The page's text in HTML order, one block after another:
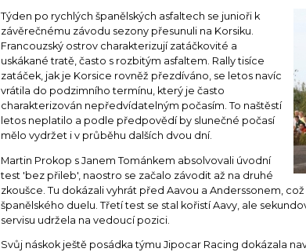
Týden po rychlých španělských asfaltech se junioři k
závěrečnému závodu sezony přesunuli na Korsiku.
Francouzský ostrov charakterizují zatáčkovité a
uskákané tratě, často s rozbitým asfaltem. Rally tisíce
zatáček, jak je Korsice rovněž přezdíváno, se letos navíc
vrátila do podzimního termínu, který je často
charakterizován nepředvídatelným počasím. To naštěstí
letos neplatilo a podle předpovědí by slunečné počasí
mělo vydržet i v průběhu dalších dvou dní.
Martin Prokop s Janem Tománkem absolvovali úvodní
test 'bez přileb', naostro se začalo závodit až na druhé
zkoušce. Tu dokázali vyhrát před Aavou a Anderssonem,
španělského duelu. Třetí test se stal kořistí Aavy, ale
servisu udržela na vedoucí pozici.
Svůj náskok ještě posádka týmu Jipocar Racing dokázala